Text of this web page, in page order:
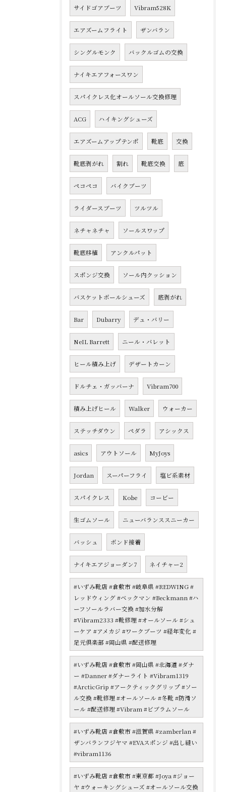
サイドゴアブーツ Vibram528K
エアズームフライト ザンバラン
シングルモンク バックルゴムの交換
ナイキエアフォースワン
スパイクレス化オールソール交換修理
ACG ハイキングシューズ
エアズームアップテンポ 靴底 交換
靴底剥がれ 割れ 靴底交換 底
ペコペコ バイクブーツ
ライダースブーツ ツルツル
ネチャネチャ ソールスワップ
靴底移植 アンクルパット
スポンジ交換 ソール内クッション
バスケットボールシューズ 底剥がれ
Bar Dubarry デュ・バリー
NeIL Barrett ニール・バレット
ヒール積み上げ デザートカーン
ドルチェ・ガッバーナ Vibram700
積み上げヒール Walker ウォーカー
ステッチダウン ペダラ アシックス
asics アウトソール MyJoys
Jordan スーパーフライ 塩ビ系素材
スパイクレス Kobe コービー
生ゴムソール ニューバランススニーカー
バッシュ ボンド接着
ナイキエアジョーダン7 ネイチャー2
#いずみ靴店 #倉敷市 #岐阜県 #REDWING #
レッドウィング #ベックマン #Beckmann #ハ
ーフソールラバー交換 #加水分解
#Vibram2333 #靴修理 #オールソール #シュ
ーケア #アメカジ #ワークブーツ #経年変化 #
足元倶楽部 #岡山県 #配送修理
#いずみ靴店 #倉敷市 #岡山県 #北海道 #ダナ
ー #Danner #ダナーライト #Vibram1319
#ArcticGrip #アークティックグリップ #ソー
ル交換 #靴修理 #オールソール #冬靴 #防滑ソ
ール #配送修理 #Vibram #ビブラムソール
#いずみ靴店 #倉敷市 #滋賀県 #zamberlan #
ザンバランフジヤマ #EVAスポンジ #出し縫い
#vibram1136
#いずみ靴店 #倉敷市 #東京都 #Joya #ジョー
ヤ #ウォーキングシューズ #オールソール交換